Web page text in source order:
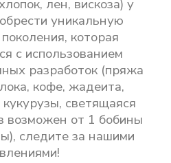
лен, вискоза) у
уникальную
которая
с использованием
разработок (пряжа
кофе, жадеита,
светящаяся
возможен от 1 бобины
следите за нашими